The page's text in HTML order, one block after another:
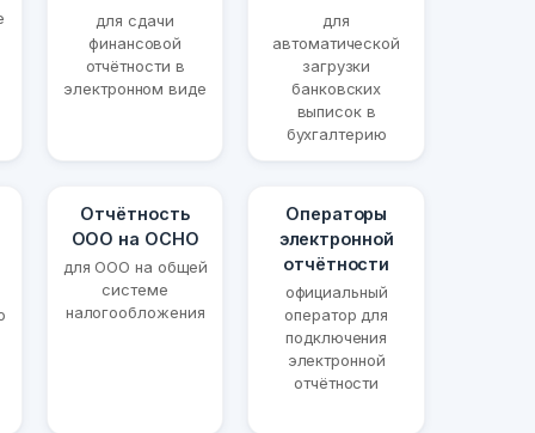
для сдачи
финансовой
отчётности в
электронном виде
для
автоматической
загрузки
банковских
выписок в
бухгалтерию
Отчётность
ООО на ОСНО
для ООО на общей
системе
налогообложения
Операторы
электронной
отчётности
официальный
оператор для
подключения
электронной
отчётности